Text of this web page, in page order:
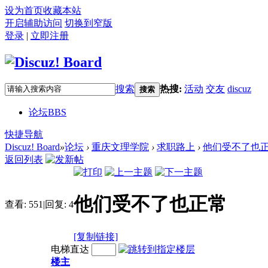
设为首页收藏本站
开启辅助访问 切换到窄版
登录 | 立即注册
搜索 搜索 热搜: 活动 交友 discuz
论坛BBS
快捷导航
Discuz! Board»论坛 › 重庆文理学院 › 求职路上 › 他们受不了也
返回列表
查看: 551 |回复: 4他们受不了也正常
[复制链接]
电梯直达
楼主